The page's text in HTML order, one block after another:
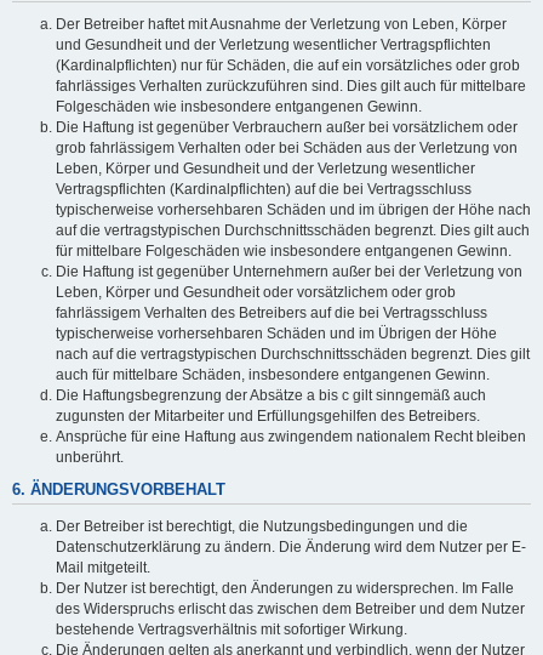
Der Betreiber haftet mit Ausnahme der Verletzung von Leben, Körper
und Gesundheit und der Verletzung wesentlicher Vertragspflichten
(Kardinalpflichten) nur für Schäden, die auf ein vorsätzliches oder grob
fahrlässiges Verhalten zurückzuführen sind. Dies gilt auch für mittelbare
Folgeschäden wie insbesondere entgangenen Gewinn.
Die Haftung ist gegenüber Verbrauchern außer bei vorsätzlichem oder
grob fahrlässigem Verhalten oder bei Schäden aus der Verletzung von
Leben, Körper und Gesundheit und der Verletzung wesentlicher
Vertragspflichten (Kardinalpflichten) auf die bei Vertragsschluss
typischerweise vorhersehbaren Schäden und im übrigen der Höhe nach
auf die vertragstypischen Durchschnittsschäden begrenzt. Dies gilt auch
für mittelbare Folgeschäden wie insbesondere entgangenen Gewinn.
Die Haftung ist gegenüber Unternehmern außer bei der Verletzung von
Leben, Körper und Gesundheit oder vorsätzlichem oder grob
fahrlässigem Verhalten des Betreibers auf die bei Vertragsschluss
typischerweise vorhersehbaren Schäden und im Übrigen der Höhe
nach auf die vertragstypischen Durchschnittsschäden begrenzt. Dies gilt
auch für mittelbare Schäden, insbesondere entgangenen Gewinn.
Die Haftungsbegrenzung der Absätze a bis c gilt sinngemäß auch
zugunsten der Mitarbeiter und Erfüllungsgehilfen des Betreibers.
Ansprüche für eine Haftung aus zwingendem nationalem Recht bleiben
unberührt.
6. ÄNDERUNGSVORBEHALT
Der Betreiber ist berechtigt, die Nutzungsbedingungen und die
Datenschutzerklärung zu ändern. Die Änderung wird dem Nutzer per E-
Mail mitgeteilt.
Der Nutzer ist berechtigt, den Änderungen zu widersprechen. Im Falle
des Widerspruchs erlischt das zwischen dem Betreiber und dem Nutzer
bestehende Vertragsverhältnis mit sofortiger Wirkung.
Die Änderungen gelten als anerkannt und verbindlich, wenn der Nutzer